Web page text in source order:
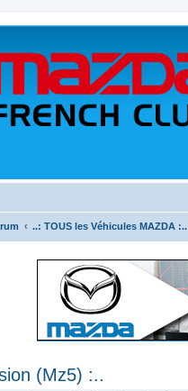
..: TOUS les Véhicules MAZDA :..
(Mz5) :..